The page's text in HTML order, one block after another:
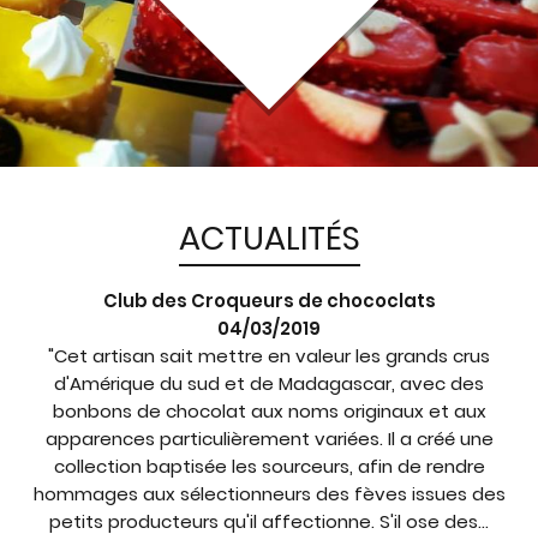
ACTUALITÉS
Club des Croqueurs de chococlats
04/03/2019
"Cet artisan sait mettre en valeur les grands crus
d'Amérique du sud et de Madagascar, avec des
bonbons de chocolat aux noms originaux et aux
apparences particulièrement variées. Il a créé une
collection baptisée les sourceurs, afin de rendre
hommages aux sélectionneurs des fèves issues des
petits producteurs qu'il affectionne. S'il ose des...